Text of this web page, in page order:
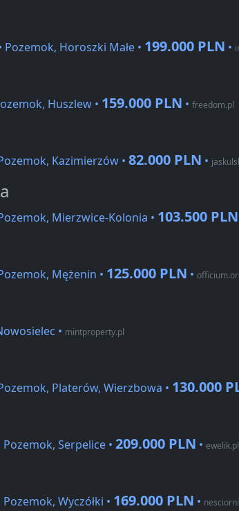
Pozemok, Horoszki Małe • 199.000 PLN •
Huszlew • 159.000 PLN • freedom.pl
Kazimierzów • 82.000 PLN •
Mierzwice-Kolonia • 103.500 PLN
Mężenin • 125.000 PLN •
• mintproperty.pl
Platerów, Wierzbowa • 130.000
Pozemok, Serpelice • 209.000 PLN • ewelik.pl
Pozemok, Wyczółki • 169.000 PLN •